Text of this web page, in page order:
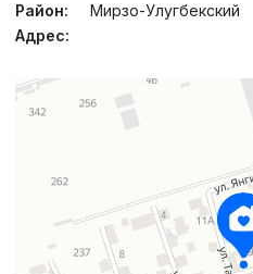
Район:
Мирзо-Улугбекский
Адрес: